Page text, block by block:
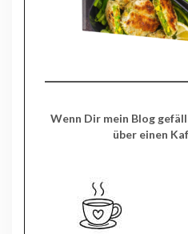
Wenn Dir mein Blog
über einen